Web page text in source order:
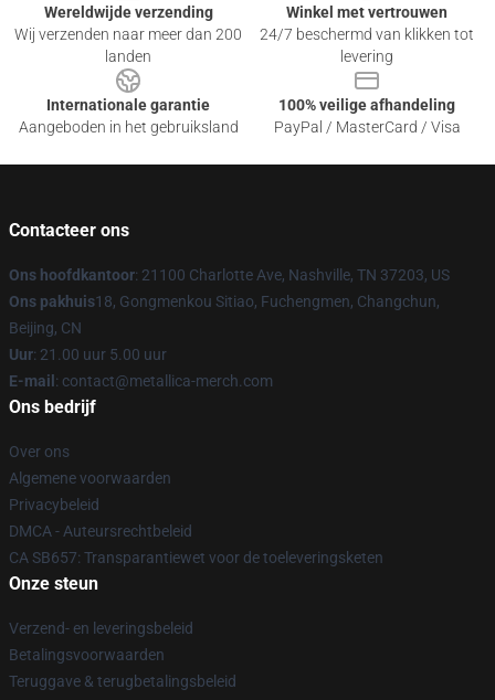
Wereldwijde verzending
Wij verzenden naar meer dan 200
landen
Winkel met vertrouwen
24/7 beschermd van klikken tot
levering
Internationale garantie
Aangeboden in het gebruiksland
100% veilige afhandeling
PayPal / MasterCard / Visa
Contacteer ons
Ons hoofdkantoor: 21100 Charlotte Ave, Nashville, TN 37203, US
Ons pakhuis18, Gongmenkou Sitiao, Fuchengmen, Changchun,
Beijing, CN
Uur: 21.00 uur 5.00 uur
E-mail : contact@metallica-merch.com
Ons bedrijf
Over ons
Algemene voorwaarden
Privacybeleid
DMCA - Auteursrechtbeleid
CA SB657: Transparantiewet voor de toeleveringsketen
Onze steun
Verzend- en leveringsbeleid
Betalingsvoorwaarden
Teruggave & terugbetalingsbeleid